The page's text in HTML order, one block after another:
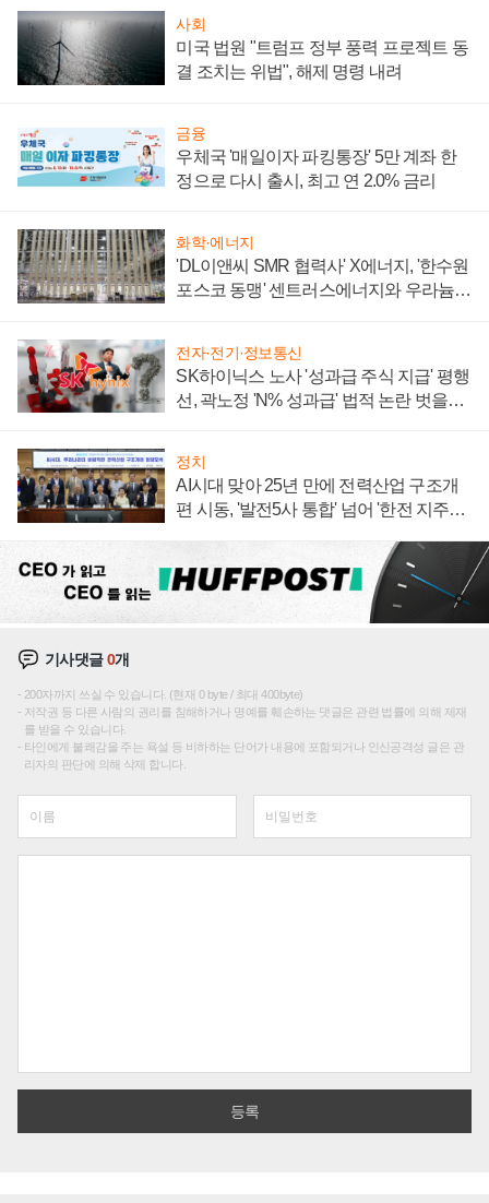
사회
미국 법원 "트럼프 정부 풍력 프로젝트 동
결 조치는 위법", 해제 명령 내려
금융
우체국 '매일이자 파킹통장' 5만 계좌 한
정으로 다시 출시, 최고 연 2.0% 금리
화학·에너지
'DL이앤씨 SMR 협력사' X에너지, '한수원
포스코 동맹' 센트러스에너지와 우라늄
전자·전기·정보통신
SK하이닉스 노사 '성과급 주식 지급' 평행
선, 곽노정 'N% 성과급' 법적 논란 벗을지
정치
AI시대 맞아 25년 만에 전력산업 구조개
편 시동, '발전5사 통합' 넘어 '한전 지주사'
기사댓글0개
200자까지 쓰실 수 있습니다. (현재 0 byte / 최대 400byte)
저작권 등 다른 사람의 권리를 침해하거나 명예를 훼손하는 댓글은 관련 법률에 의해 제재
를 받을 수 있습니다.
타인에게 불쾌감을 주는 욕설 등 비하하는 단어가 내용에 포함되거나 인신공격성 글은 관
리자의 판단에 의해 삭제 합니다.